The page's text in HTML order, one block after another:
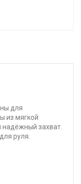
для
из мягкой
захват.
руля.